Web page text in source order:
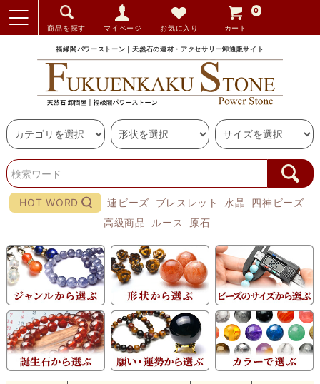
商品を探す マイページ お気に入り カート
0
福縁閣パワーストーン｜天然石の連材・アクセサリー卸通販サイト
HOT WORD 連ビーズ ブレスレット 水晶
四神ビーズ
高級商品
ルース 原石